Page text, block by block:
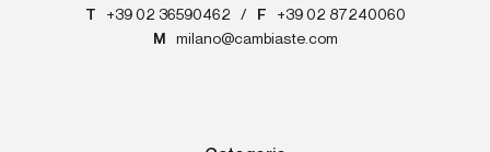
T
+39 02 36590462 / F
+39 02 87240060
M
milano@cambiaste.com